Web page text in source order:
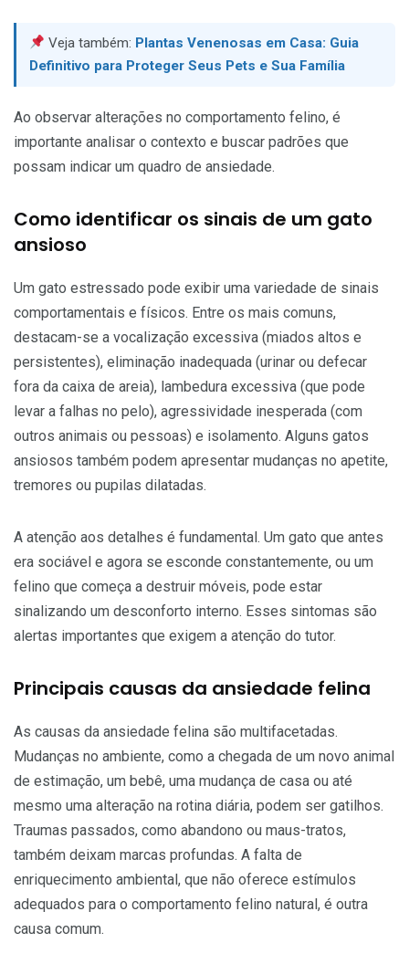
Veja também: Plantas Venenosas em Casa: Guia
Definitivo para Proteger Seus Pets e Sua Família
Ao observar alterações no comportamento felino, é
importante analisar o contexto e buscar padrões que
possam indicar um quadro de ansiedade.
Como identificar os sinais de um gato
ansioso
Um gato estressado pode exibir uma variedade de sinais
comportamentais e físicos. Entre os mais comuns,
destacam-se a vocalização excessiva (miados altos e
persistentes), eliminação inadequada (urinar ou defecar
fora da caixa de areia), lambedura excessiva (que pode
levar a falhas no pelo), agressividade inesperada (com
outros animais ou pessoas) e isolamento. Alguns gatos
ansiosos também podem apresentar mudanças no apetite,
tremores ou pupilas dilatadas.
A atenção aos detalhes é fundamental. Um gato que antes
era sociável e agora se esconde constantemente, ou um
felino que começa a destruir móveis, pode estar
sinalizando um desconforto interno. Esses sintomas são
alertas importantes que exigem a atenção do tutor.
Principais causas da ansiedade felina
As causas da ansiedade felina são multifacetadas.
Mudanças no ambiente, como a chegada de um novo animal
de estimação, um bebê, uma mudança de casa ou até
mesmo uma alteração na rotina diária, podem ser gatilhos.
Traumas passados, como abandono ou maus-tratos,
também deixam marcas profundas. A falta de
enriquecimento ambiental, que não oferece estímulos
adequados para o comportamento felino natural, é outra
causa comum.